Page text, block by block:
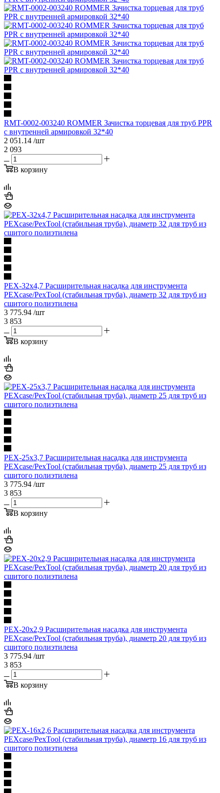
RMT-0002-003240 ROMMER Зачистка торцевая для труб PPR
с внутренней армировкой 32*40
2 051.14 /шт
2 093
В корзину
PEX-32х4,7 Расширительная насадка для инструмента
PEXcase/PexTool (стабильная труба), диаметр 32 для труб из
сшитого полиэтилена
3 775.94 /шт
3 853
В корзину
PEX-25х3,7 Расширительная насадка для инструмента
PEXcase/PexTool (стабильная труба), диаметр 25 для труб из
сшитого полиэтилена
3 775.94 /шт
3 853
В корзину
PEX-20х2,9 Расширительная насадка для инструмента
PEXcase/PexTool (стабильная труба), диаметр 20 для труб из
сшитого полиэтилена
3 775.94 /шт
3 853
В корзину